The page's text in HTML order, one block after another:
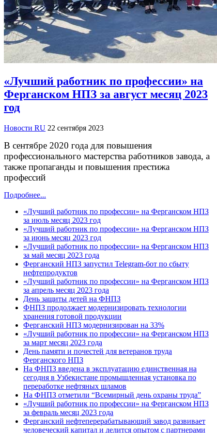
«Лучший работник по профессии» на
Ферганском НПЗ за август месяц 2023
год
Новости RU 22 сентября 2023
В сентябре 2020 года для повышения
профессионального мастерства работников завода, а
также пропаганды и повышения престижа
профессий
Подробнее...
«Лучший работник по профессии» на Ферганском НПЗ
за июль месяц 2023 год
«Лучший работник по профессии» на Ферганском НПЗ
за июнь месяц 2023 год
«Лучший работник по профессии» на Ферганском НПЗ
за май месяц 2023 года
Ферганский НПЗ запустил Telegram-бот по сбыту
нефтепродуктов
«Лучший работник по профессии» на Ферганском НПЗ
за апрель месяц 2023 года
День защиты детей на ФНПЗ
ФНПЗ продолжает модернизировать технологии
хранения готовой продукции
Ферганский НПЗ модернизирован на 33%
«Лучший работник по профессии» на Ферганском НПЗ
за март месяц 2023 года
День памяти и почестей для ветеранов труда
Ферганского НПЗ
На ФНПЗ введена в эксплуатацию единственная на
сегодня в Узбекистане промышленная установка по
переработке нефтяных шламов
На ФНПЗ отметили “Всемирный день охраны труда”
«Лучший работник по профессии» на Ферганском НПЗ
за февраль месяц 2023 года
Ферганский нефтеперерабатывающий завод развивает
человеческий капитал и делится опытом с партнерами